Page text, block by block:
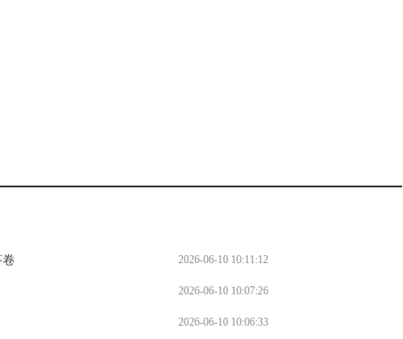
2026-06-10 10:11:12
2026-06-10 10:07:26
2026-06-10 10:06:33